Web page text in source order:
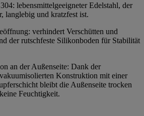
lebensmittelgeeigneter Edelstahl, der
langlebig und kratzfest ist.
verhindert Verschütten und
der rutschfeste Silikonboden für Stabilität
an der Außenseite: Dank der
Konstruktion mit einer
bleibt die Außenseite trocken
Feuchtigkeit.